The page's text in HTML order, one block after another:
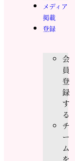
メディア
掲載
登録
会
員
登
録
す
る
チ
ー
ム
を